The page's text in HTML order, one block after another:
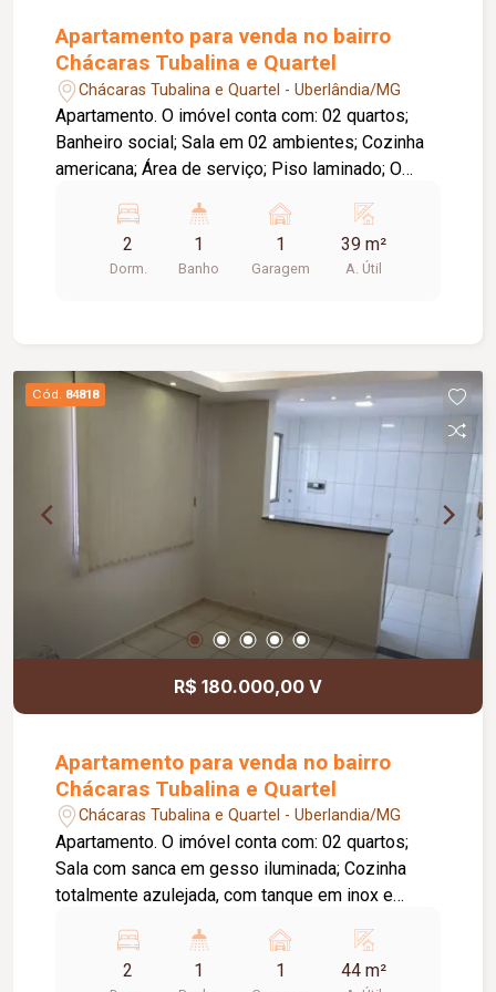
Apartamento para venda no bairro
Chácaras Tubalina e Quartel
Chácaras Tubalina e Quartel - Uberlândia/MG
Apartamento. O imóvel conta com: 02 quartos;
Banheiro social; Sala em 02 ambientes; Cozinha
americana; Área de serviço; Piso laminado; O
equipada; Ambientes funcionais e bem
distribuídos.
2
Dorm.
1
Banho
1
Garagem
39 m²
A. Útil
Cód. 84818
R$ 180.000,00 V
Apartamento para venda no bairro
Chácaras Tubalina e Quartel
Chácaras Tubalina e Quartel - Uberlandia/MG
Apartamento. O imóvel conta com: 02 quartos;
Sala com sanca em gesso iluminada; Cozinha
totalmente azulejada, com tanque em inox e
com box e revestimento em azulejo; Persianas
nos quartos e na sala; Garagem coberta; O
2 1 1 44 m²